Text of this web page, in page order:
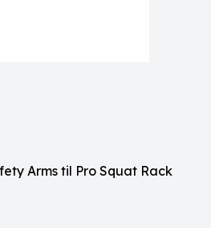
Arms til Pro Squat Rack